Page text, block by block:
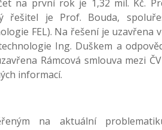
na první rok je 1,32 mil. Kč.
řešitel je Prof. Bouda,
FEL). Na řešení je
Ing. Duškem a
Rámcová smlouva mezi
informací.
na aktuální